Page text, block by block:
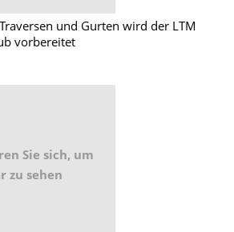
und Gurten wird der LTM
vorbereitet
Sie sich, um
zu sehen